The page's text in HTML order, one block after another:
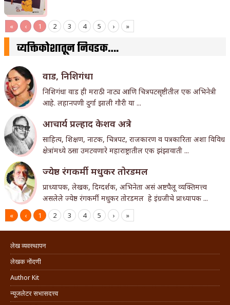
« ‹ 1 2 3 4 5 › »
व्यक्तिकोशातून निवडक….
वाड, निशिगंधा
निशिगंधा वाड ही मराठी नाट्य आणि चित्रपटसृष्टीतील एक अभिनेत्री
आहे. लहानपणी दुर्गा झाली गौरी या ...
आचार्य प्रल्हाद केशव अत्रे
साहित्य, शिक्षण, नाटक, चित्रपट, राजकारण व पत्रकारिता अशा विविध
क्षेत्रांमध्ये ठसा उमटवणारे महाराष्ट्रातील एक झंझावाती ...
ज्येष्ठ रंगकर्मी मधुकर तोरडमल
प्राध्यापक, लेखक, दिग्दर्शक, अभिनेता असं अष्टपैलू व्यक्तिमत्त्व
असलेले ज्येष्ठ रंगकर्मी मधुकर तोरडमल हे इंग्रजीचे प्राध्यापक ...
« ‹ 1 2 3 4 5 › »
लेख व्यवस्थापन
लेखक नोंदणी
Author Kit
न्यूजलेटर सभासदत्त्व